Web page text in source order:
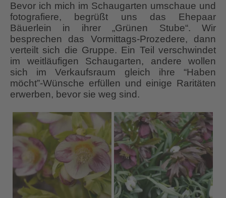
Bevor ich mich im Schaugarten umschaue und
fotografiere, begrüßt uns das Ehepaar
Bäuerlein in ihrer „Grünen Stube“. Wir
besprechen das Vormittags-Prozedere, dann
verteilt sich die Gruppe. Ein Teil verschwindet
im weitläufigen Schaugarten, andere wollen
sich im Verkaufsraum gleich ihre “Haben
möcht”-Wünsche erfüllen und einige Raritäten
erwerben, bevor sie weg sind.